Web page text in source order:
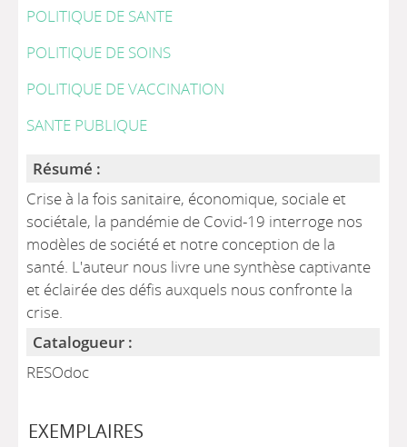
POLITIQUE DE SANTE
POLITIQUE DE SOINS
POLITIQUE DE VACCINATION
SANTE PUBLIQUE
Résumé :
Crise à la fois sanitaire, économique, sociale et
sociétale, la pandémie de Covid-19 interroge nos
modèles de société et notre conception de la
santé. L'auteur nous livre une synthèse captivante
et éclairée des défis auxquels nous confronte la
crise.
Catalogueur :
RESOdoc
EXEMPLAIRES